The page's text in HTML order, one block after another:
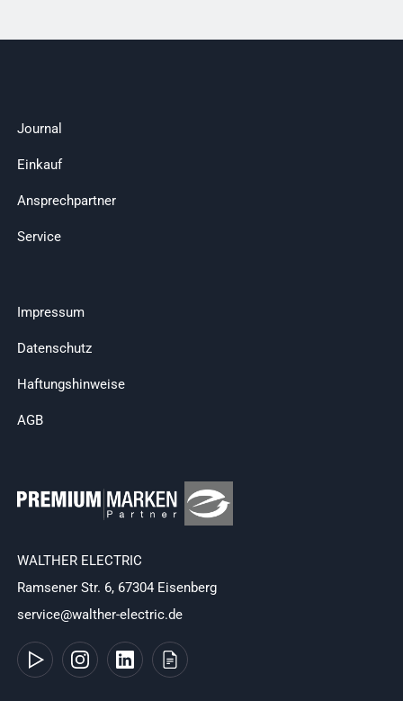
Journal
Einkauf
Ansprechpartner
Service
Impressum
Datenschutz
Haftungshinweise
AGB
WALTHER ELECTRIC
Ramsener Str. 6, 67304 Eisenberg
service@walther-electric.de